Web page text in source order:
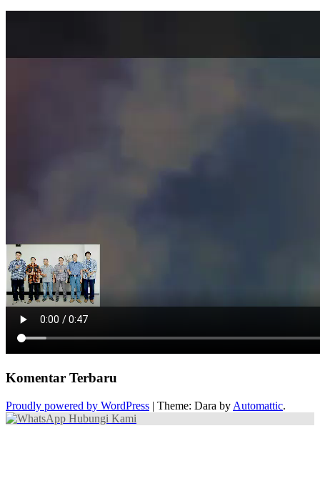
Komentar Terbaru
Proudly powered by WordPress | Theme: Dara by Automattic.
Hubungi Kami